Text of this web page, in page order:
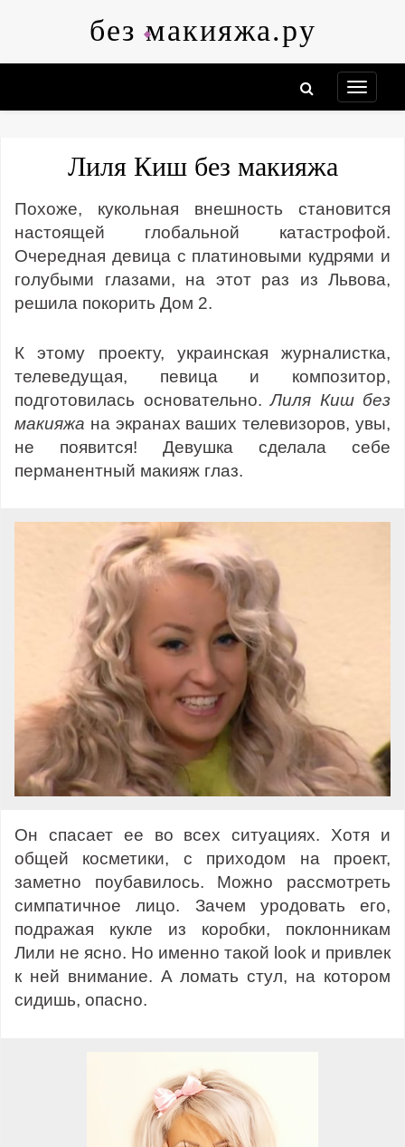
без макияжа.ру
Лиля Киш без макияжа
Похоже, кукольная внешность становится
настоящей глобальной катастрофой.
Очередная девица с платиновыми кудрями и
голубыми глазами, на этот раз из Львова,
решила покорить Дом 2.
К этому проекту, украинская журналистка,
телеведущая, певица и композитор,
подготовилась основательно.Лиля Киш без
макияжа на экранах ваших телевизоров, увы,
не появится! Девушка сделала себе
перманентный макияж глаз.
Он спасает ее во всех ситуациях. Хотя и
общей косметики, с приходом на проект,
заметно поубавилось. Можно рассмотреть
симпатичное лицо. Зачем уродовать его,
подражая кукле из коробки, поклонникам
Лили не ясно. Но именно такой look и привлек
к ней внимание. А ломать стул, на котором
сидишь, опасно.